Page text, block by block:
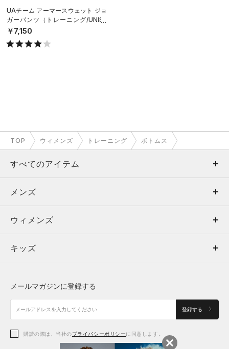
UAチーム アーマースウェット ジョ
ガーパンツ（トレーニング/UNISE
X）
￥7,150
TOP ウィメンズ トレーニング ボトムス
すべてのアイテム
メンズ
ウィメンズ
キッズ
アクセサリー
メンズ
トップス
ボトムス
アクセサリー
ウィメンズ
トップス
シューズ
アクセサリー
キッズ
シューズ
メールマガジンに登録する
登録する
購読の際は、当社のプライバシーポリシーに同意します。